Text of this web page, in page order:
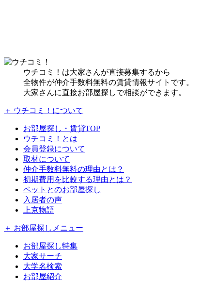
ウチコミ！は大家さんが直接募集するから
全物件が仲介手数料無料の賃貸情報サイトです。
大家さんに直接お部屋探しで相談ができます。
＋ ウチコミ！について
お部屋探し・賃貸TOP
ウチコミ！とは
会員登録について
取材について
仲介手数料無料の理由とは？
初期費用を比較する理由とは？
ペットとのお部屋探し
入居者の声
上京物語
＋ お部屋探しメニュー
お部屋探し特集
大家サーチ
大学名検索
お部屋紹介